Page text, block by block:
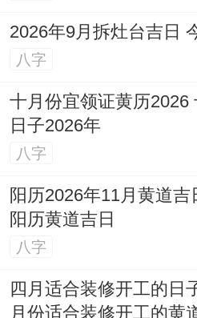
2026年9月拆灶台吉日
八字
十月份宜领证黄历2026
日子2026年
八字
阳历2026年11月黄道吉
阳历黄道吉日
八字
四月适合装修开工的日
月份适合装修开工的黄